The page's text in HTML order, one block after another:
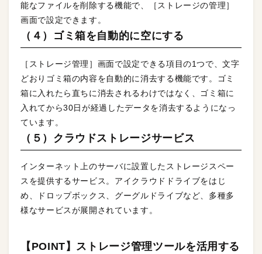
能なファイルを削除する機能で、［ストレージの管理］
画面で設定できます。
（４）ゴミ箱を自動的に空にする
［ストレージ管理］画面で設定できる項目の1つで、文字
どおりゴミ箱の内容を自動的に消去する機能です。ゴミ
箱に入れたら直ちに消去されるわけではなく、ゴミ箱に
入れてから30日が経過したデータを消去するようになっ
ています。
（５）クラウドストレージサービス
インターネット上のサーバに設置したストレージスペー
スを提供するサービス。アイクラウドドライブをはじ
め、ドロップボックス、グーグルドライブなど、多種多
様なサービスが展開されています。
【POINT】ストレージ管理ツールを活用する